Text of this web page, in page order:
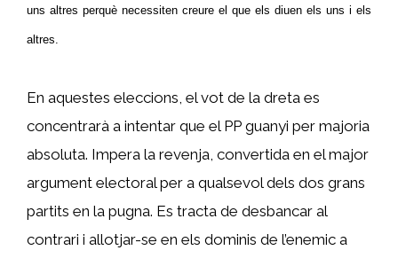
uns altres perquè necessiten creure el que els diuen els uns i els
altres.
En aquestes eleccions, el vot de la dreta es
concentrarà a intentar que el PP guanyi per majoria
absoluta. Impera la revenja, convertida en el major
argument electoral per a qualsevol dels dos grans
partits en la pugna. Es tracta de desbancar al
contrari i allotjar-se en els dominis de l’enemic a